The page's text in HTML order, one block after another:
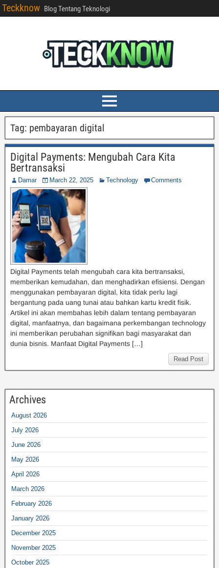
Teckknow Blog Tentang Teknologi
Tag: pembayaran digital
Digital Payments: Mengubah Cara Kita
Bertransaksi
Damar March 22, 2025 Technology Comments
Digital Payments telah mengubah cara kita bertransaksi,
memberikan kemudahan, dan menghadirkan efisiensi. Dengan
menggunakan pembayaran digital, kita tidak perlu lagi
bergantung pada uang tunai atau bahkan kartu kredit fisik.
Artikel ini akan membahas lebih dalam tentang pembayaran
digital, manfaatnya, dan bagaimana perkembangan technology
ini memberikan perubahan signifikan bagi masyarakat dan
dunia bisnis. Manfaat Digital Payments […]
Read Post
Archives
August 2026
July 2026
June 2026
May 2026
April 2026
March 2026
February 2026
January 2026
December 2025
November 2025
October 2025